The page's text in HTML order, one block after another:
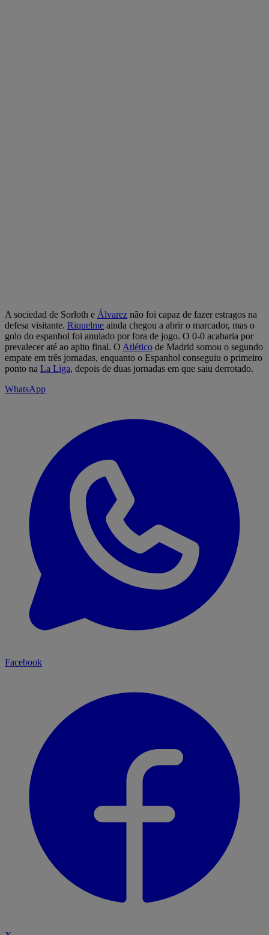
A sociedad de Sorloth e Álvarez não foi capaz de fazer estragos na
defesa visitante. Riquelme ainda chegou a abrir o marcador, mas o
golo do espanhol foi anulado por fora de jogo. O 0-0 acabaria por
prevalecer até ao apito final. O Atlético de Madrid somou o segundo
empate em três jornadas, enquanto o Espanhol conseguiu o primeiro
ponto na La Liga, depois de duas jornadas em que saiu derrotado.
WhatsApp
Facebook